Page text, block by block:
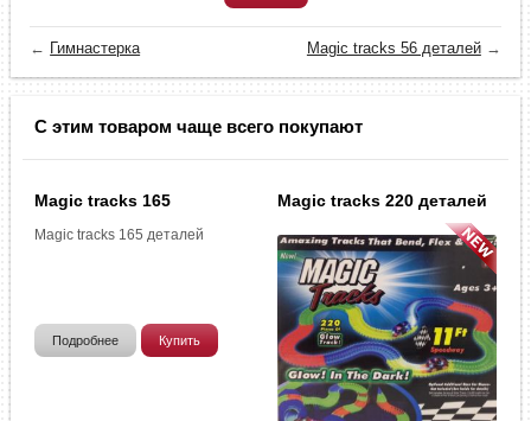
← Гимнастерка Magic tracks 56 деталей→
С этим товаром чаще всего покупают
Magic tracks 165
Magic tracks 165 деталей
Подробнее Купить
Magic tracks 220 деталей